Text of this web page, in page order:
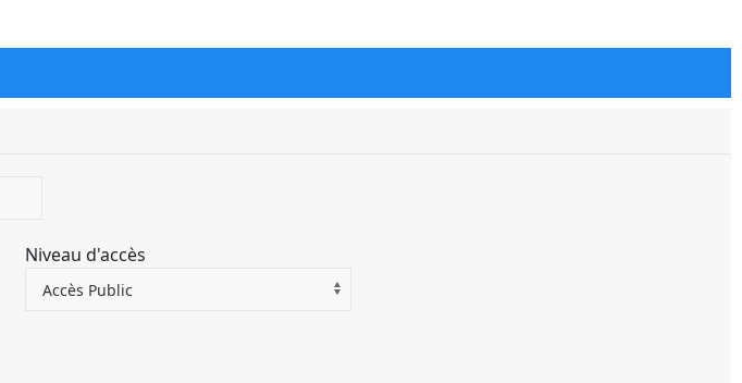
Niveau d'accès
Accès Public